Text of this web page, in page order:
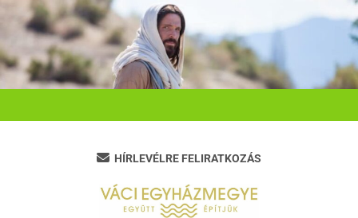
Ugrás
tartalomra
HÍRLEVÉLRE FELIRATKOZÁS